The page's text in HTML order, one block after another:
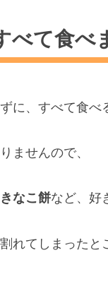
べて食べ
に、すべて食べ
ませんので、
なこ餅など、好
れてしまったと